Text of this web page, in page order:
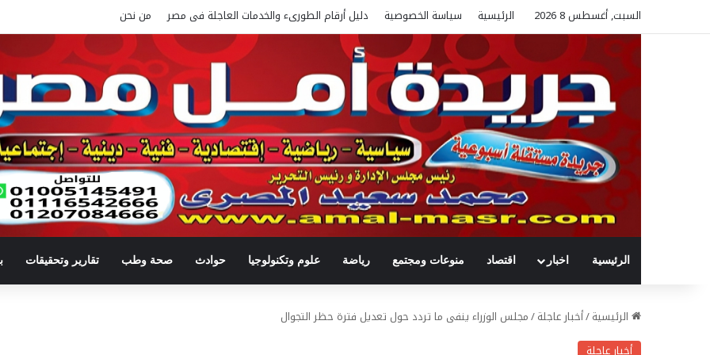
السبت, أغسطس 8 2026 الرئيسية سياسة الخصوصية دليل أرقام الطورىء والخدمات العاجلة فى مصر من نحن
الرئيسية اخبار اقتصاد منوعات ومجتمع رياضة علوم وتكنولوجيا حوادث صحة وطب تقارير وتحقيقات
الرئيسية/أخبار عاجلة/مجلس الوزراء ينفى ما تردد حول تعديل فترة حظر التجوال
أخبار عاجلة